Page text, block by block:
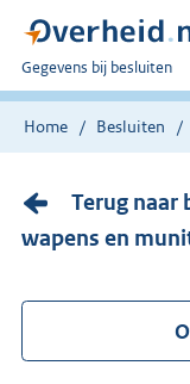
U
bent
nu
Gegevens bij besluiten
Home Besluiten
Terug naar
wapens en